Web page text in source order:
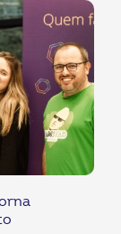
de
carbono e
as mudanças
de
de madeira